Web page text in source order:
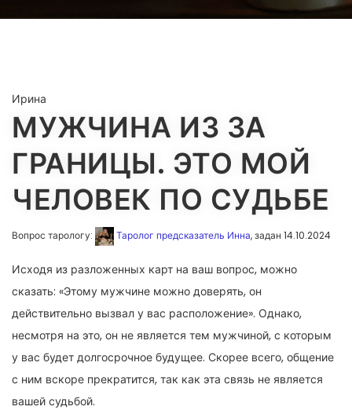
Ирина
МУЖЧИНА ИЗ ЗА
ГРАНИЦЫ. ЭТО МОЙ
ЧЕЛОВЕК ПО СУДЬБЕ
Вопрос тарологу: Таролог предсказатель Инна, задан 14.10.2024
Исходя из разложенных карт на ваш вопрос, можно
сказать: «Этому мужчине можно доверять, он
действительно вызвал у вас расположение». Однако,
несмотря на это, он не является тем мужчиной, с которым
у вас будет долгосрочное будущее. Скорее всего, общение
с ним вскоре прекратится, так как эта связь не является
вашей судьбой.